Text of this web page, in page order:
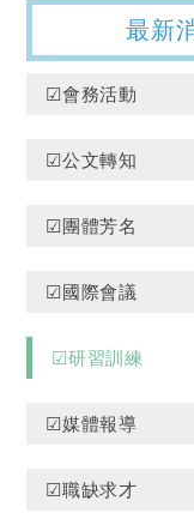
最新
☑會務活動
☑公文轉知
☑團體芳名
☑國際會議
☑研習訓練
☑媒體報導
☑職缺求才